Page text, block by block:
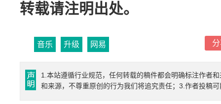
转载请注明出处。
音乐 升级 网易
1.本站遵循行业规范，任何转载的稿件都会明确标注作者
和来源，不尊重原创的行为我们将追究责任；3.作者投稿